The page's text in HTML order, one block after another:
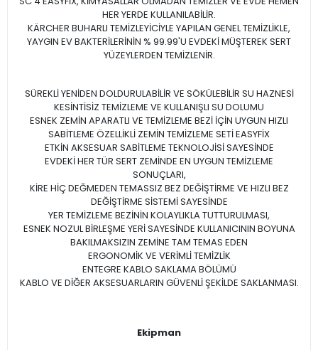
HER YERDE KULLANILABİLİR.
KÄRCHER BUHARLI TEMİZLEYİCİYLE YAPILAN GENEL TEMİZLİKLE,
YAYGIN EV BAKTERİLERİNİN % 99.99'U EVDEKİ MÜŞTEREK SERT
YÜZEYLERDEN TEMİZLENİR.
SÜREKLİ YENİDEN DOLDURULABİLİR VE SÖKÜLEBİLİR SU HAZNESİ
KESİNTİSİZ TEMİZLEME VE KULLANIŞLI SU DOLUMU
ESNEK ZEMİN APARATLI VE TEMİZLEME BEZİ İÇİN UYGUN HIZLI
SABİTLEME ÖZELLİKLİ ZEMİN TEMİZLEME SETİ EASYFİX
ETKİN AKSESUAR SABİTLEME TEKNOLOJİSİ SAYESİNDE
EVDEKİ HER TÜR SERT ZEMİNDE EN UYGUN TEMİZLEME
SONUÇLARI,
KİRE HİÇ DEĞMEDEN TEMASSIZ BEZ DEĞİŞTİRME VE HIZLI BEZ
DEĞİŞTİRME SİSTEMİ SAYESİNDE
YER TEMİZLEME BEZİNİN KOLAYLIKLA TUTTURULMASI,
ESNEK NOZUL BİRLEŞME YERİ SAYESİNDE KULLANICININ BOYUNA
BAKILMAKSIZIN ZEMİNE TAM TEMAS EDEN
ERGONOMİK VE VERİMLİ TEMİZLİK
ENTEGRE KABLO SAKLAMA BÖLÜMÜ
KABLO VE DİĞER AKSESUARLARIN GÜVENLİ ŞEKİLDE SAKLANMASI.
Ekipman